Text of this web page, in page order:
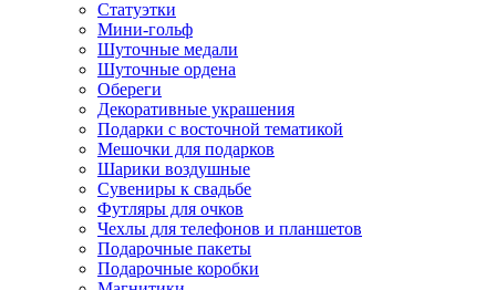
Статуэтки
Мини-гольф
Шуточные медали
Шуточные ордена
Обереги
Декоративные украшения
Подарки с восточной тематикой
Мешочки для подарков
Шарики воздушные
Сувениры к свадьбе
Футляры для очков
Чехлы для телефонов и планшетов
Подарочные пакеты
Подарочные коробки